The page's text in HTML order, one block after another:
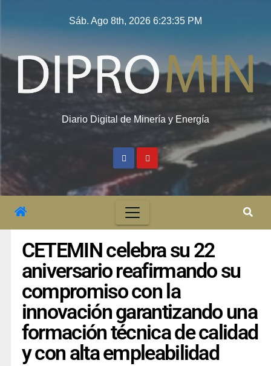
Sáb. Ago 8th, 2026 6:23:36 PM
Diario Digital de Minería y Energía
CETEMIN celebra su 22
aniversario reafirmando su
compromiso con la
innovación garantizando una
formación técnica de calidad
y con alta empleabilidad